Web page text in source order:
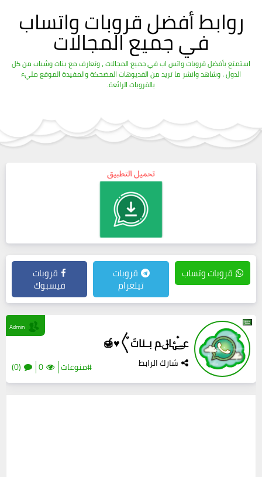
روابط أفضل قروبات واتساب
في جميع المجالات
استمتع بأفضل قروبات واتس اب في جميع المجالات ، وتعارف مع بنات وشباب من كل
الدول ، وشاهد وانشر ما تريد من الفديوهات المضحكة والمفيدة الموقع مليء
بالقروبات الرائعة.
قروبات وتساب قروبات
تيلغرام
قروبات
فيسبوك
عـ๋͜‏ـۂاݪم بـناتَ〲♥️🍯
شارك الرابط #منوعات 0
(0)
Admin